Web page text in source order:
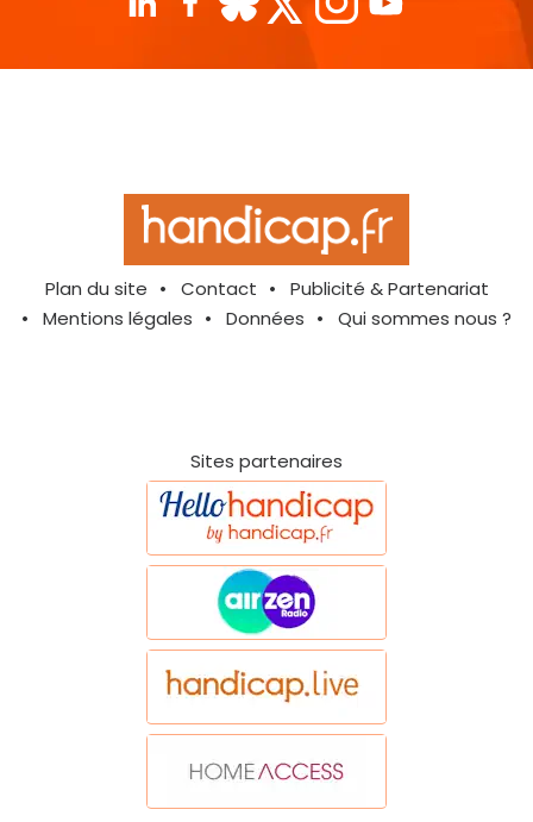
Plan du site Contact
Publicité & Partenariat
Mentions légales
Données Qui sommes nous ?
Sites partenaires